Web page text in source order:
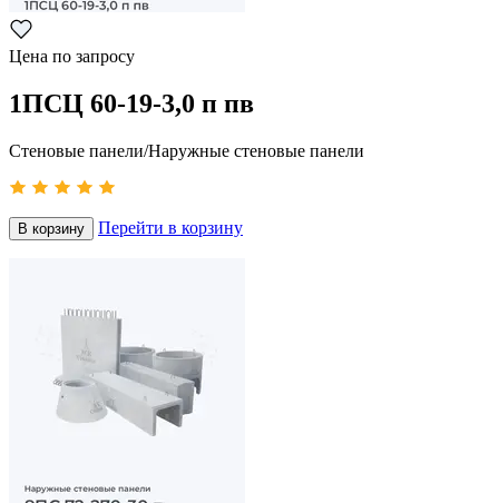
Цена по запросу
1ПСЦ 60-19-3,0 п пв
Стеновые панели/Наружные стеновые панели
В корзину Перейти в корзину